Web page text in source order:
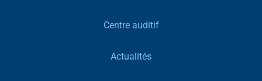
Centre auditif
Actualités